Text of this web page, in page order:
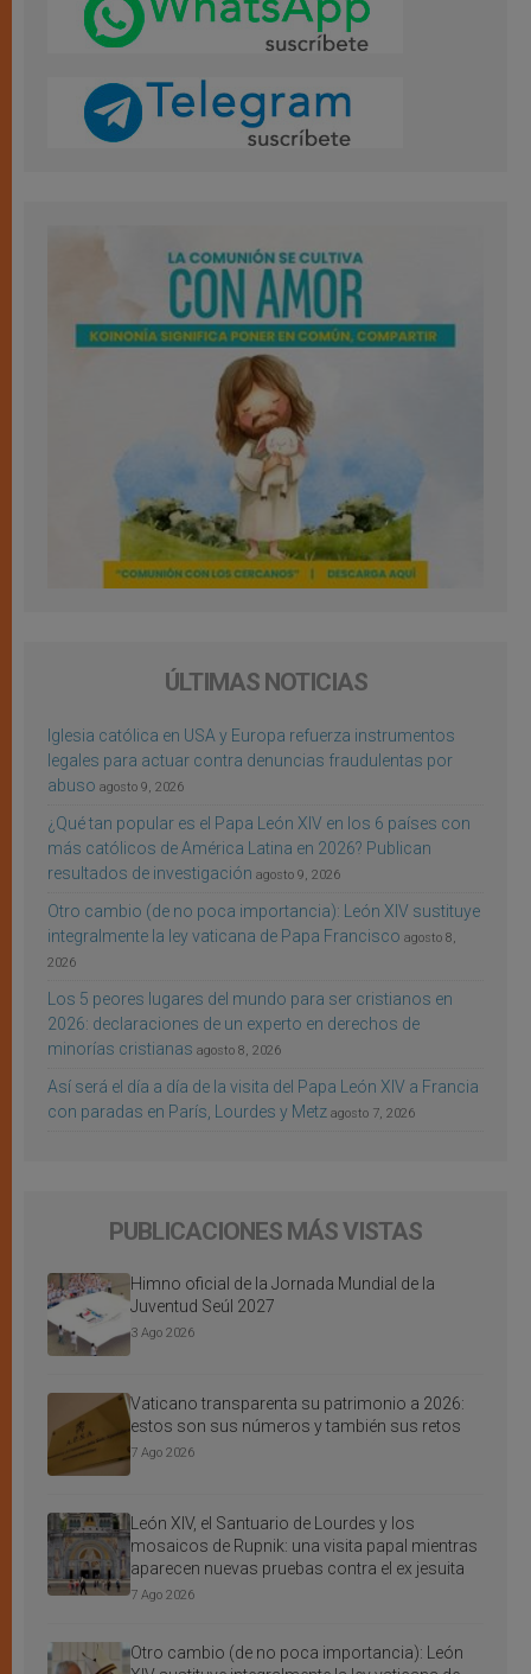
ÚLTIMAS NOTICIAS
Iglesia católica en USA y Europa refuerza instrumentos
legales para actuar contra denuncias fraudulentas por
abuso agosto 9, 2026
¿Qué tan popular es el Papa León XIV en los 6 países con
más católicos de América Latina en 2026? Publican
resultados de investigación agosto 9, 2026
Otro cambio (de no poca importancia): León XIV sustituye
integralmente la ley vaticana de Papa Francisco agosto 8,
2026
Los 5 peores lugares del mundo para ser cristianos en
2026: declaraciones de un experto en derechos de
minorías cristianas agosto 8, 2026
Así será el día a día de la visita del Papa León XIV a Francia
con paradas en París, Lourdes y Metz agosto 7, 2026
PUBLICACIONES MÁS VISTAS
Himno oficial de la Jornada Mundial de la
Juventud Seúl 2027
3 Ago 2026
Vaticano transparenta su patrimonio a 2026:
estos son sus números y también sus retos
7 Ago 2026
León XIV, el Santuario de Lourdes y los
mosaicos de Rupnik: una visita papal mientras
aparecen nuevas pruebas contra el ex jesuita
7 Ago 2026
Otro cambio (de no poca importancia): León